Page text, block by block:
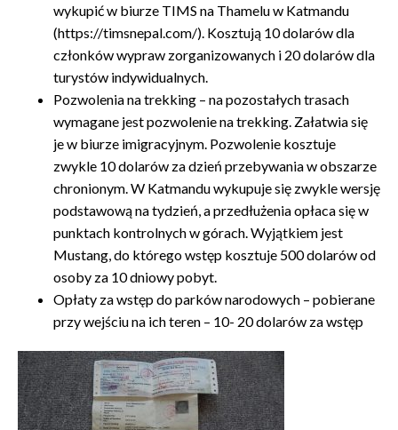
wykupić w biurze TIMS na Thamelu w Katmandu
(https://timsnepal.com/). Kosztują 10 dolarów dla
członków wypraw zorganizowanych i 20 dolarów dla
turystów indywidualnych.
Pozwolenia na trekking – na pozostałych trasach
wymagane jest pozwolenie na trekking. Załatwia się
je w biurze imigracyjnym. Pozwolenie kosztuje
zwykle 10 dolarów za dzień przebywania w obszarze
chronionym. W Katmandu wykupuje się zwykle wersję
podstawową na tydzień, a przedłużenia opłaca się w
punktach kontrolnych w górach. Wyjątkiem jest
Mustang, do którego wstęp kosztuje 500 dolarów od
osoby za 10 dniowy pobyt.
Opłaty za wstęp do parków narodowych – pobierane
przy wejściu na ich teren – 10- 20 dolarów za wstęp